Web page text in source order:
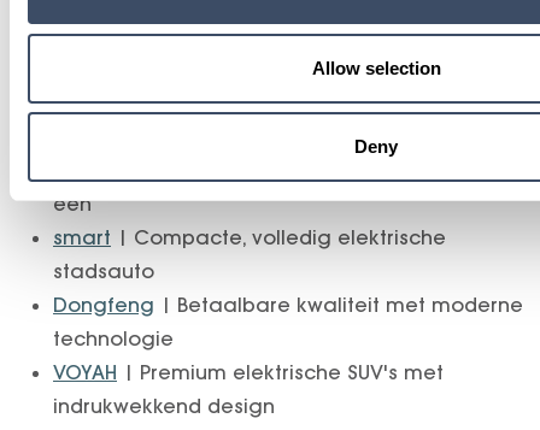
Allow selection
Deny
rijklaar en snel beschikbaar. Ideaal voor zowel
particuliere rijders als zakelijke klanten.
Ons aanbod personenwagens
één
smart | Compacte, volledig elektrische
stadsauto
Dongfeng | Betaalbare kwaliteit met moderne
technologie
VOYAH | Premium elektrische SUV's met
indrukwekkend design